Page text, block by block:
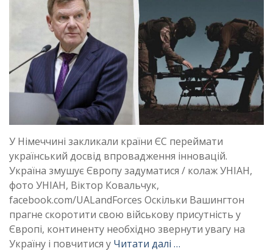
У Німеччині закликали країни ЄС переймати
український досвід впровадження інновацій.
Україна змушує Європу задуматися / колаж УНІАН,
фото УНІАН, Віктор Ковальчук,
facebook.com/UALandForces Оскільки Вашингтон
прагне скоротити свою військову присутність у
Європі, континенту необхідно звернути увагу на
Україну і повчитися у Читати далі …